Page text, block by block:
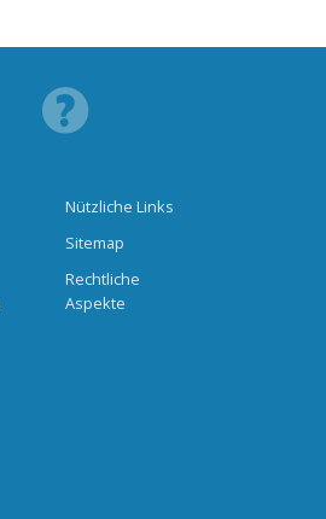
Nützliche Links
Sitemap
Rechtliche
Aspekte